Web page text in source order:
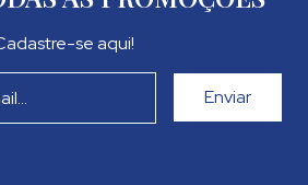
de 10% de essência, oferece
entre suavidade e
as águas perfumadas, que
apenas 5%.
se aqui!